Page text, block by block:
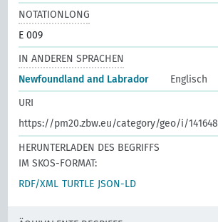
NOTATIONLONG
E 009
IN ANDEREN SPRACHEN
Newfoundland and Labrador
Englisch
URI
https://pm20.zbw.eu/category/geo/i/141648
HERUNTERLADEN DES BEGRIFFS
IM SKOS-FORMAT:
RDF/XML TURTLE JSON-LD